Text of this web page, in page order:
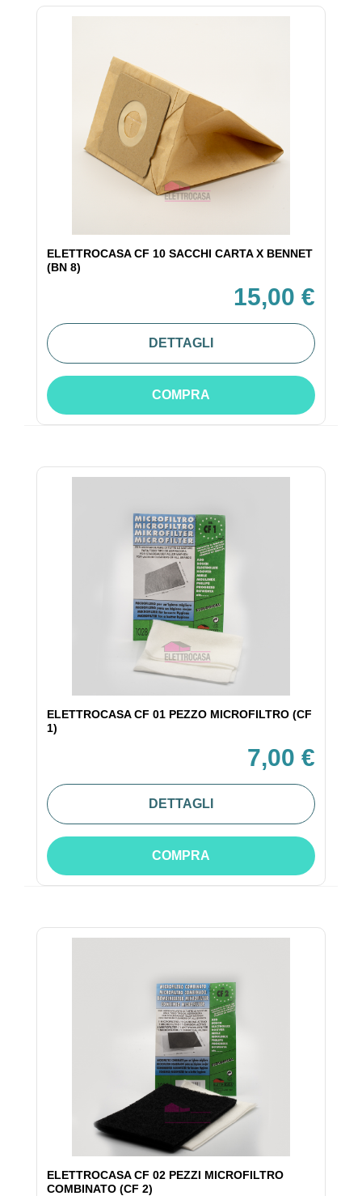
ELETTROCASA CF 10 SACCHI CARTA X BENNET
(BN 8)
15,00 €
DETTAGLI
COMPRA
ELETTROCASA CF 01 PEZZO MICROFILTRO (CF
1)
7,00 €
DETTAGLI
COMPRA
ELETTROCASA CF 02 PEZZI MICROFILTRO
COMBINATO (CF 2)